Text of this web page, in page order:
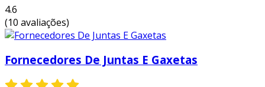
4.6
(10 avaliações)
Fornecedores De Juntas E Gaxetas